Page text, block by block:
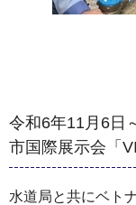
令和6年11月6日
市国際展示会「
水道局と共にベト